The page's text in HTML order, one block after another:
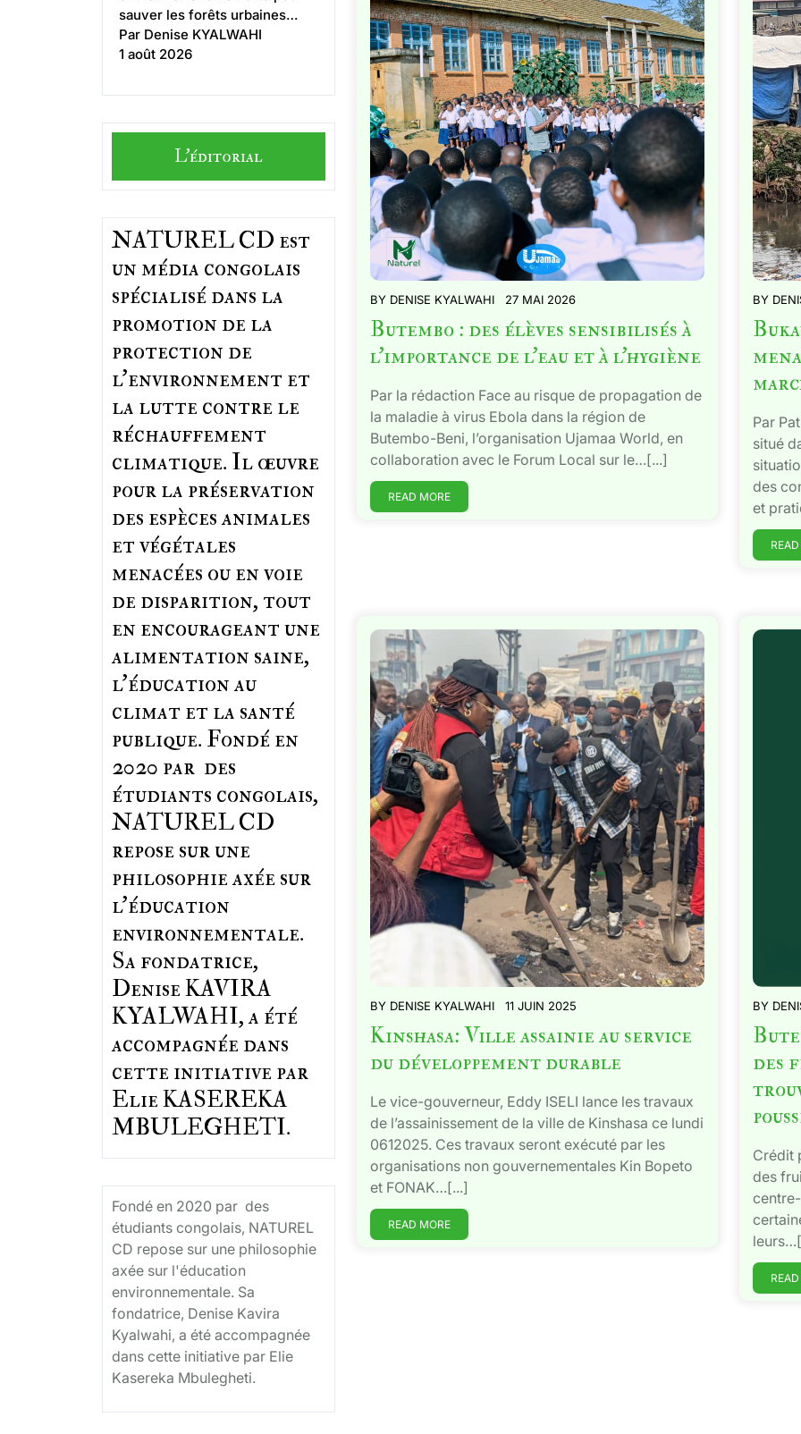
sauver les forêts urbaines…
Par Denise KYALWAHI
1 août 2026
L'éditorial
NATUREL CD est
un média congolais
spécialisé dans la
promotion de la
protection de
l’environnement et
la lutte contre le
réchauffement
climatique. Il œuvre
pour la préservation
des espèces animales
et végétales
menacées ou en voie
de disparition, tout
en encourageant une
alimentation saine,
l'éducation au
climat et la santé
publique. Fondé en
2020 par des
étudiants congolais,
NATUREL CD
repose sur une
philosophie axée sur
l'éducation
environnementale.
Sa fondatrice,
Denise KAVIRA
KYALWAHI, a été
accompagnée dans
cette initiative par
Elie KASEREKA
MBULEGHETI.
Fondé en 2020 par des
étudiants congolais, NATUREL
CD repose sur une philosophie
axée sur l'éducation
environnementale. Sa
fondatrice, Denise Kavira
Kyalwahi, a été accompagnée
dans cette initiative par Elie
Kasereka Mbulegheti.
BY DENISE KYALWAHI 27 MAI 2026
Butembo : des élèves sensibilisés à
l’importance de l’eau et à l’hygiène
Par la rédaction Face au risque de propagation de
la maladie à virus Ebola dans la région de
Butembo-Beni, l’organisation Ujamaa World, en
collaboration avec le Forum Local sur le…[...]
READ MORE
BY
Par
situé
des
et
BY DENISE KYALWAHI 11 JUIN 2025
Kinshasa: Ville assainie au service
du développement durable
Le vice-gouverneur, Eddy ISELI lance les travaux
de l’assainissement de la ville de Kinshasa ce lundi
0612025. Ces travaux seront exécuté par les
organisations non gouvernementales Kin Bopeto
et FONAK…[...]
READ MORE
BY
des
Crédit
des